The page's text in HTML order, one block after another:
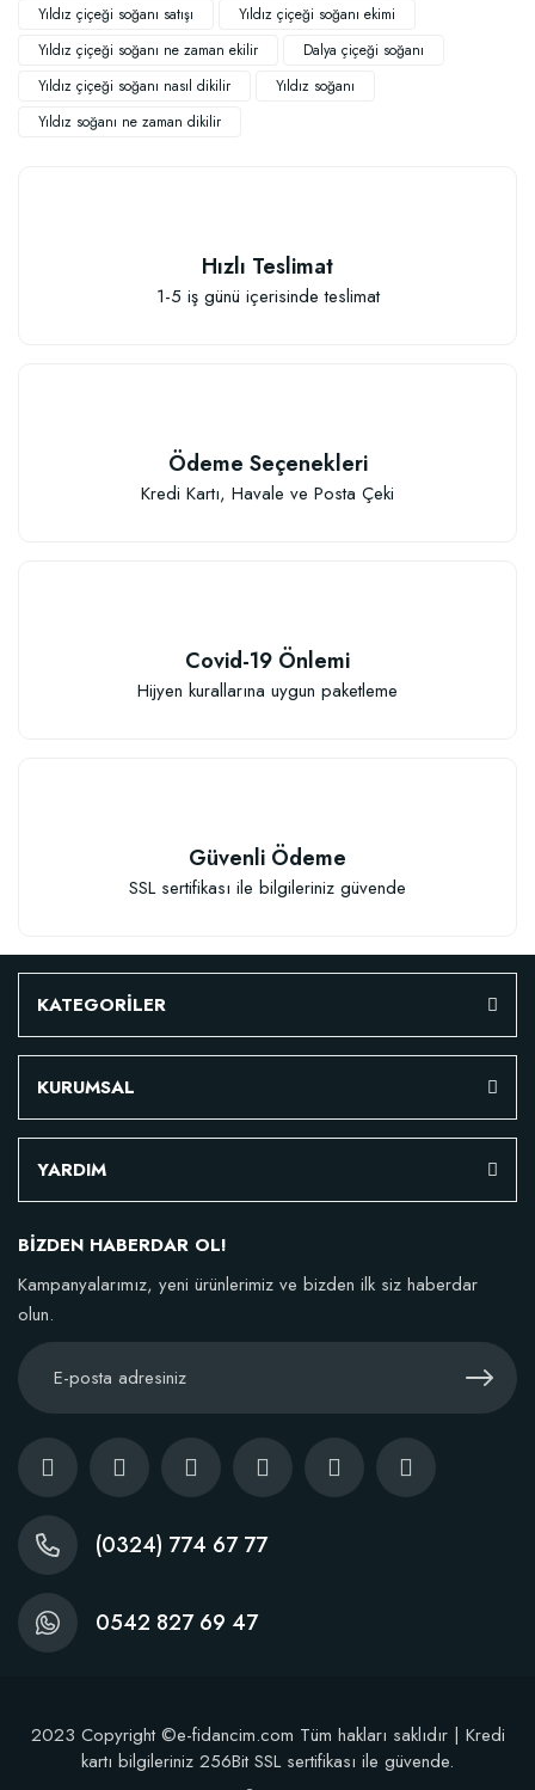
Yıldız çiçeği soğanı satışı
Yıldız çiçeği soğanı ekimi
Yıldız çiçeği soğanı ne zaman ekilir
Dalya çiçeği soğanı
Yıldız çiçeği soğanı nasıl dikilir
Yıldız soğanı
Yıldız soğanı ne zaman dikilir
Hızlı Teslimat
1-5 iş günü içerisinde teslimat
Ödeme Seçenekleri
Kredi Kartı, Havale ve Posta Çeki
Covid-19 Önlemi
Hijyen kurallarına uygun paketleme
Güvenli Ödeme
SSL sertifikası ile bilgileriniz güvende
KATEGORİLER
KURUMSAL
YARDIM
BİZDEN HABERDAR OL!
Kampanyalarımız, yeni ürünlerimiz ve bizden ilk siz haberdar
olun.
(0324) 774 67 77
0542 827 69 47
2023 Copyright ©e-fidancim.com Tüm hakları saklıdır | Kredi
kartı bilgileriniz 256Bit SSL sertifikası ile güvende.